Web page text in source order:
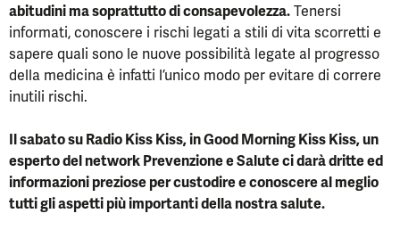
abitudini ma soprattutto di consapevolezza.Tenersi
informati, conoscere i rischi legati a stili di vita scorretti e
sapere quali sono le nuove possibilità legate al progresso
della medicina è infatti l’unico modo per evitare di correre
inutili rischi.
Il sabato su Radio Kiss Kiss, in Good Morning Kiss Kiss, un
esperto del network Prevenzione e Salute ci darà dritte ed
informazioni preziose per custodire e conoscere al meglio
tutti gli aspetti più importanti della nostra salute.